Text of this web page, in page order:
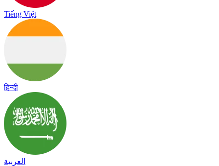
Tiếng Việt
हिन्दी
العربية